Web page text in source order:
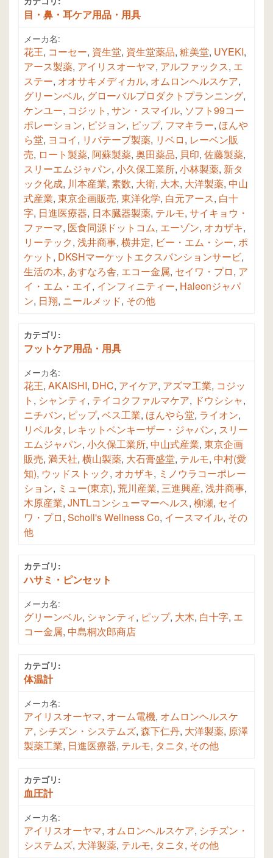
目・鼻・耳ケア用品・用具
メーカ名:
花王, コーセー, 資生堂, 資生堂薬品, 粧美堂, UYEKI,
アース製薬, アイリスオーヤマ, アルファックス, エ
ステー, オオサキメディカル, オムロンヘルスケア,
グリーンベル, グローバルプロダクトプランニング,
ケンユー, コジット , サン・スマイル, ソフト99コー
ポレーション, ピジョン, ピップ, フマキラー, ほんや
ら堂, ヨコイ, リバテープ製薬, リベロ, レーベン販
売, ロート製薬, 阿蘇製薬, 奥田薬品, 貝印, 佐藤製薬,
スリーエムジャパン, 小久保工業所, 小林製薬, 新タ
ック化成, 川本産業, 素数, 大衛, 大木, 大洋製薬, 中山
式産業, 東京企画販売, 東洋化学, 白元アース, 白十
字, 日進医療器, 日本臓器製薬, テルモ, サイキョウ・
ファーマ, 医食同源ドットコム, エーゾン, オカザキ,
リーテック, 浅井商事, 横井定, ビー・エム・シー, ポ
ケット , DKSHマーケットエクスパンションサービ,
生活の木, あすなろ舎, エコー金属, セイワ・プロ, ア
イ・エム・エイ, インフィニティー, Haleonジャパ
ン, 日翔, ニールメッド, その他
カテゴリ:
フットケア用品・用具
メーカ名:
花王, AKAISHI, DHC, アイケア, アズマ工業, コジッ
ト , シャンティ, テイコクファルマケア, ドウシシャ,
ニチバン, ピップ, ベス工業, ほんやら堂, ライオン,
リベルタ, レキットベンキーザー・ジャパン, スリー
エムジャパン, 小久保工業所, 中山式産業, 東京企画
販売, 満天社, 横山製薬, 大石膏盛堂, テルモ, 中村(愛
知), ウッドストック, オカザキ, ミノウラコーポレー
ション, ミュー(東京), 荒川産業, 三進興産, 浅井商事,
木原産業, JNTLコンシューマーヘルス, 柳瀬, セイ
ワ・プロ, Scholl's Wellness Co, イースマイル, その
他
カテゴリ:
ハサミ・ピンセット
メーカ名:
グリーンベル, シャンティ, ピップ, 大木, 白十字, エ
コー金属, 中島桐次郎商店
カテゴリ:
体温計
メーカ名:
アイリスオーヤマ, オーム電機, オムロンヘルスケ
ア, シチズン・システムズ, 森下仁丹, 大洋製薬, 原澤
製薬工業, 日進医療器, テルモ, タニタ, その他
カテゴリ:
血圧計
メーカ名:
アイリスオーヤマ, オムロンヘルスケア, シチズン・
システムズ, 大洋製薬, テルモ, タニタ, その他